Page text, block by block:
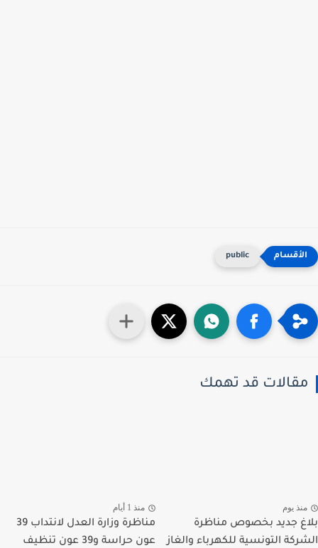
public
قد تهمك
يوم
جديد بخصوص مناظرة
التونسية للكهرباء والغاز
منذ 1 أيام
مناظرة وزارة العدل لانتداب 39
عون حراسة و39 عون تنظيف